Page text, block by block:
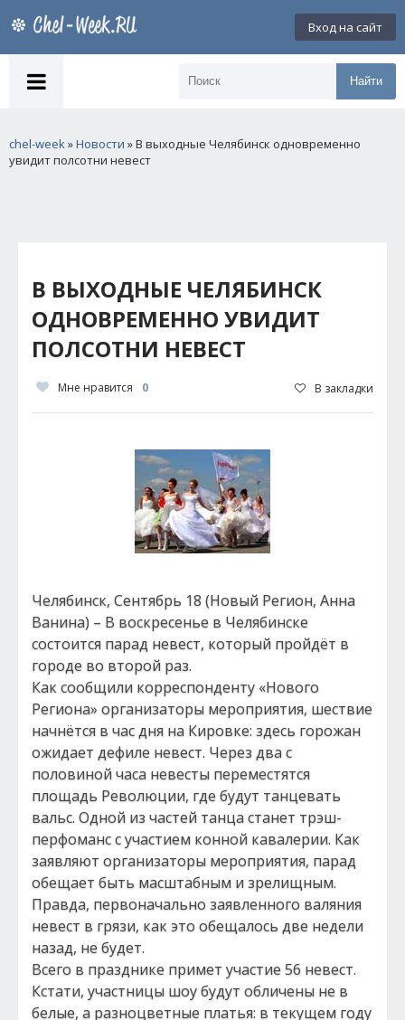
Вход на сайт
Найти
chel-week»Новости » В выходные Челябинск одновременно
увидит полсотни невест
В ВЫХОДНЫЕ ЧЕЛЯБИНСК
ОДНОВРЕМЕННО УВИДИТ
ПОЛСОТНИ НЕВЕСТ
Мне нравится 0 В закладки
Челябинск, Сентябрь 18 (Новый Регион, Анна
Ванина) – В воскресенье в Челябинске
состоится парад невест, который пройдёт в
городе во второй раз.
Как сообщили корреспонденту «Нового
Региона» организаторы мероприятия, шествие
начнётся в час дня на Кировке: здесь горожан
ожидает дефиле невест. Через два с
половиной часа невесты переместятся
площадь Революции, где будут танцевать
вальс. Одной из частей танца станет трэш-
перфоманс с участием конной кавалерии. Как
заявляют организаторы мероприятия, парад
обещает быть масштабным и зрелищным.
Правда, первоначально заявленного валяния
невест в грязи, как это обещалось две недели
назад, не будет.
Всего в празднике примет участие 56 невест.
Кстати, участницы шоу будут обличены не в
белые, а разноцветные платья: в текущем году